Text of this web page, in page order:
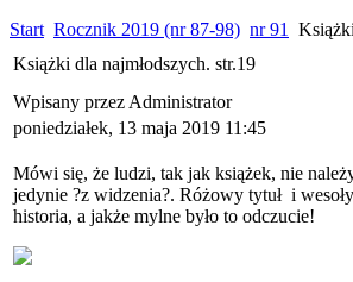
Start Rocznik 2019 (nr 87-98) nr 91
Książki dla najmłodszych. str.19
Wpisany przez Administrator
poniedziałek, 13 maja 2019 11:45
Mówi się, że ludzi, tak jak książek, nie
jedynie ?z widzenia?. Różowy tytuł i
historia, a jakże mylne było to odczucie!